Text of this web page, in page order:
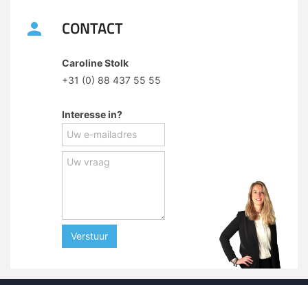
CONTACT
Caroline Stolk
+31 (0) 88 437 55 55
Interesse in?
Verstuur